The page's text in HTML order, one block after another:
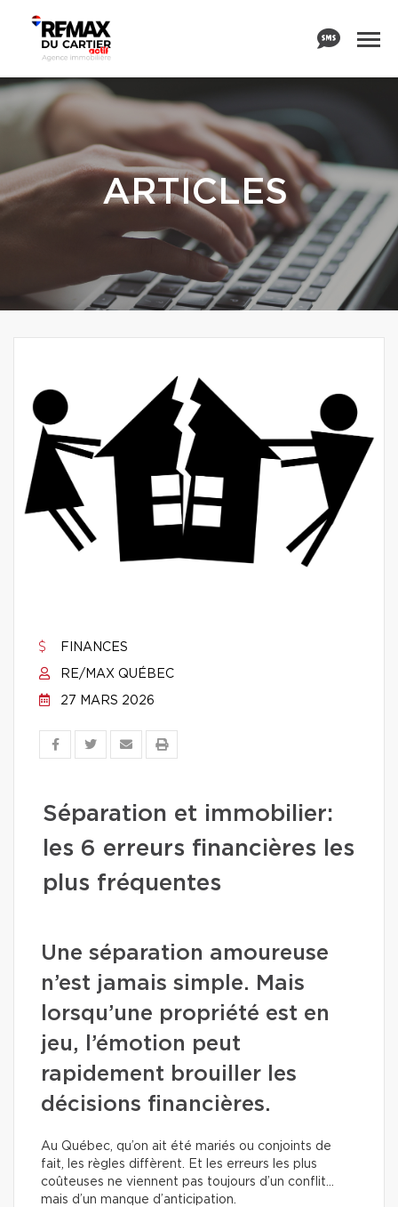
ARTICLES
FINANCES
RE/MAX QUÉBEC
27 MARS 2026
Séparation et immobilier:
les 6 erreurs financières les
plus fréquentes
Une séparation amoureuse
n’est jamais simple. Mais
lorsqu’une propriété est en
jeu, l’émotion peut
rapidement brouiller les
décisions financières.
Au Québec, qu’on ait été mariés ou conjoints de
fait, les règles diffèrent. Et les erreurs les plus
coûteuses ne viennent pas toujours d’un conflit…
mais d’un manque d’anticipation.